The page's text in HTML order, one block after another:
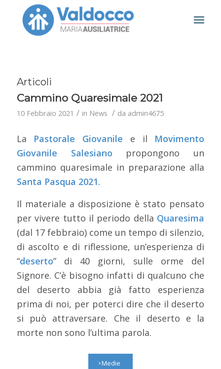
Articoli
Cammino Quaresimale 2021
10 Febbraio 2021 / in News / da admin4675
La Pastorale Giovanile e il Movimento
Giovanile Salesiano propongono un
cammino quaresimale in preparazione alla
Santa Pasqua 2021.
Il materiale a disposizione è stato pensato
per vivere tutto il periodo della Quaresima
(dal 17 febbraio) come un tempo di silenzio,
di ascolto e di riflessione, un’esperienza di
“deserto” di 40 giorni, sulle orme del
Signore. C’è bisogno infatti di qualcuno che
del deserto abbia già fatto esperienza
prima di noi, per poterci dire che il deserto
si può attraversare. Che il deserto e la
morte non sono l’ultima parola.
Medie